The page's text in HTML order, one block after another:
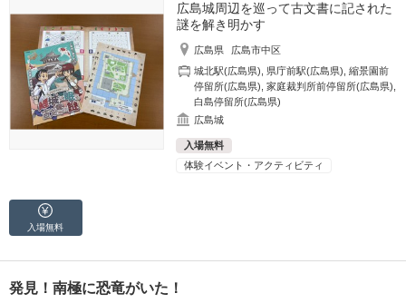
広島城周辺を巡って古文書に記された
謎を解き明かす
広島県
広島市中区
城北駅(広島県)
県庁前駅(広島県) ,縮景園前
停留所(広島県) ,家庭裁判所前停留所(広島県)
白島停留所(広島県)
広島城
入場無料
体験イベント・アクティビティ
入場無料
発見！南極に恐竜がいた！